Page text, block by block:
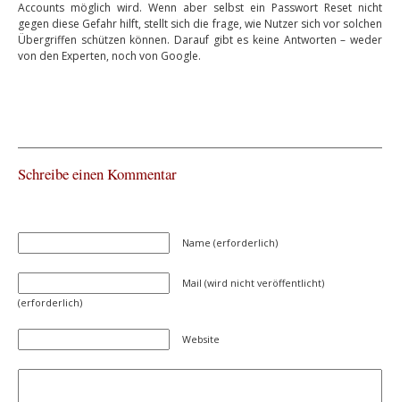
Accounts möglich wird. Wenn aber selbst ein Passwort Reset nicht
gegen diese Gefahr hilft, stellt sich die frage, wie Nutzer sich vor solchen
Übergriffen schützen können. Darauf gibt es keine Antworten – weder
von den Experten, noch von Google.
Schreibe einen Kommentar
Name (erforderlich)
Mail (wird nicht veröffentlicht)
(erforderlich)
Website